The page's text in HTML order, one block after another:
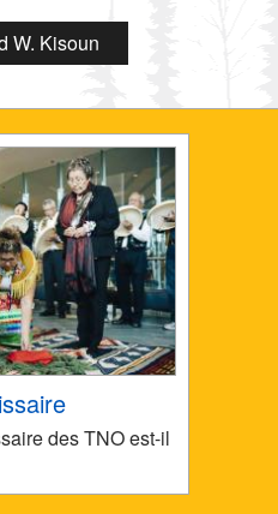
W. Kisoun
des TNO est-il